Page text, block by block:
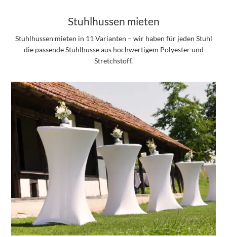
Stuhlhussen mieten
Stuhlhussen mieten in 11 Varianten – wir haben für jeden Stuhl
die passende Stuhlhusse aus hochwertigem Polyester und
Stretchstoff.